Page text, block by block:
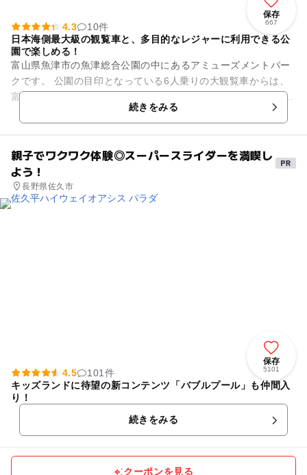
保存
667
4.3
10件
日本海側最大級の観覧車と、多目的なレジャーに利用できる公
園で楽しめる！
富山県魚津市の魚津総合公園の中にあるアミューズメントパー
クです。 公園の目印となっている6人乗りの大観覧車からは、
富山湾、立山連峰を望み見ることができます。 なんとこの観覧
続きをみる
親子でワクワク体験◎スーパースライダーを満喫し
よう！
長野県佐久市
保存
5101
4.5
101件
キッズランドに待望の新コンテンツ「バブルプール」も仲間入
り！
続きをみる
クーポンを見る